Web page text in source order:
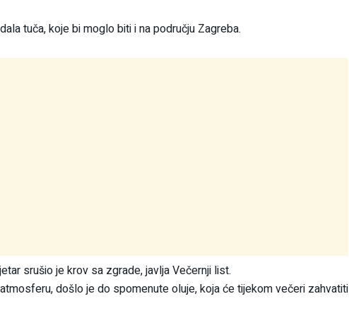
tuča, koje bi moglo biti i na području Zagreba.
srušio je krov sa zgrade, javlja Večernji list.
došlo je do spomenute oluje, koja će tijekom večeri zahvatiti